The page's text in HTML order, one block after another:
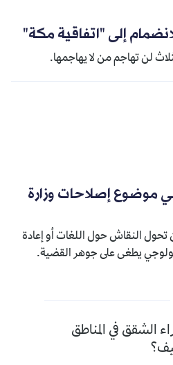
إلى "اتفاقية مكة"
لن تهاجم من لا يهاجمها.
إصلاحات وزارة
تحول النقاش حول اللغات أو إعادة
يطغى على جوهر القضية.
الشقق في المناطق